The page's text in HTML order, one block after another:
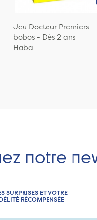
Jeu Docteur Premiers
bobos - Dès 2 ans
Haba
notre
SURPRISES ET VOTRE
RÉCOMPENSÉE